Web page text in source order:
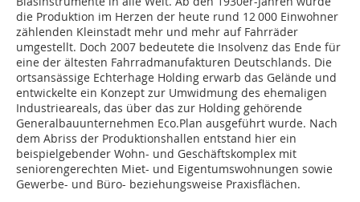
die Produktion im Herzen der heute rund 12 000 Einwohner
zählenden Kleinstadt mehr und mehr auf Fahrräder
umgestellt. Doch 2007 bedeutete die Insolvenz das Ende für
eine der ältesten Fahrradmanufakturen Deutschlands. Die
ortsansässige Echterhage Holding erwarb das Gelände und
entwickelte ein Konzept zur Umwidmung des ehemaligen
Industrieareals, das über das zur Holding gehörende
Generalbauunternehmen Eco.Plan ausgeführt wurde. Nach
dem Abriss der Produktionshallen entstand hier ein
beispielgebender Wohn- und Geschäftskomplex mit
seniorengerechten Miet- und Eigentumswohnungen sowie
Gewerbe- und Büro- beziehungsweise Praxisflächen.